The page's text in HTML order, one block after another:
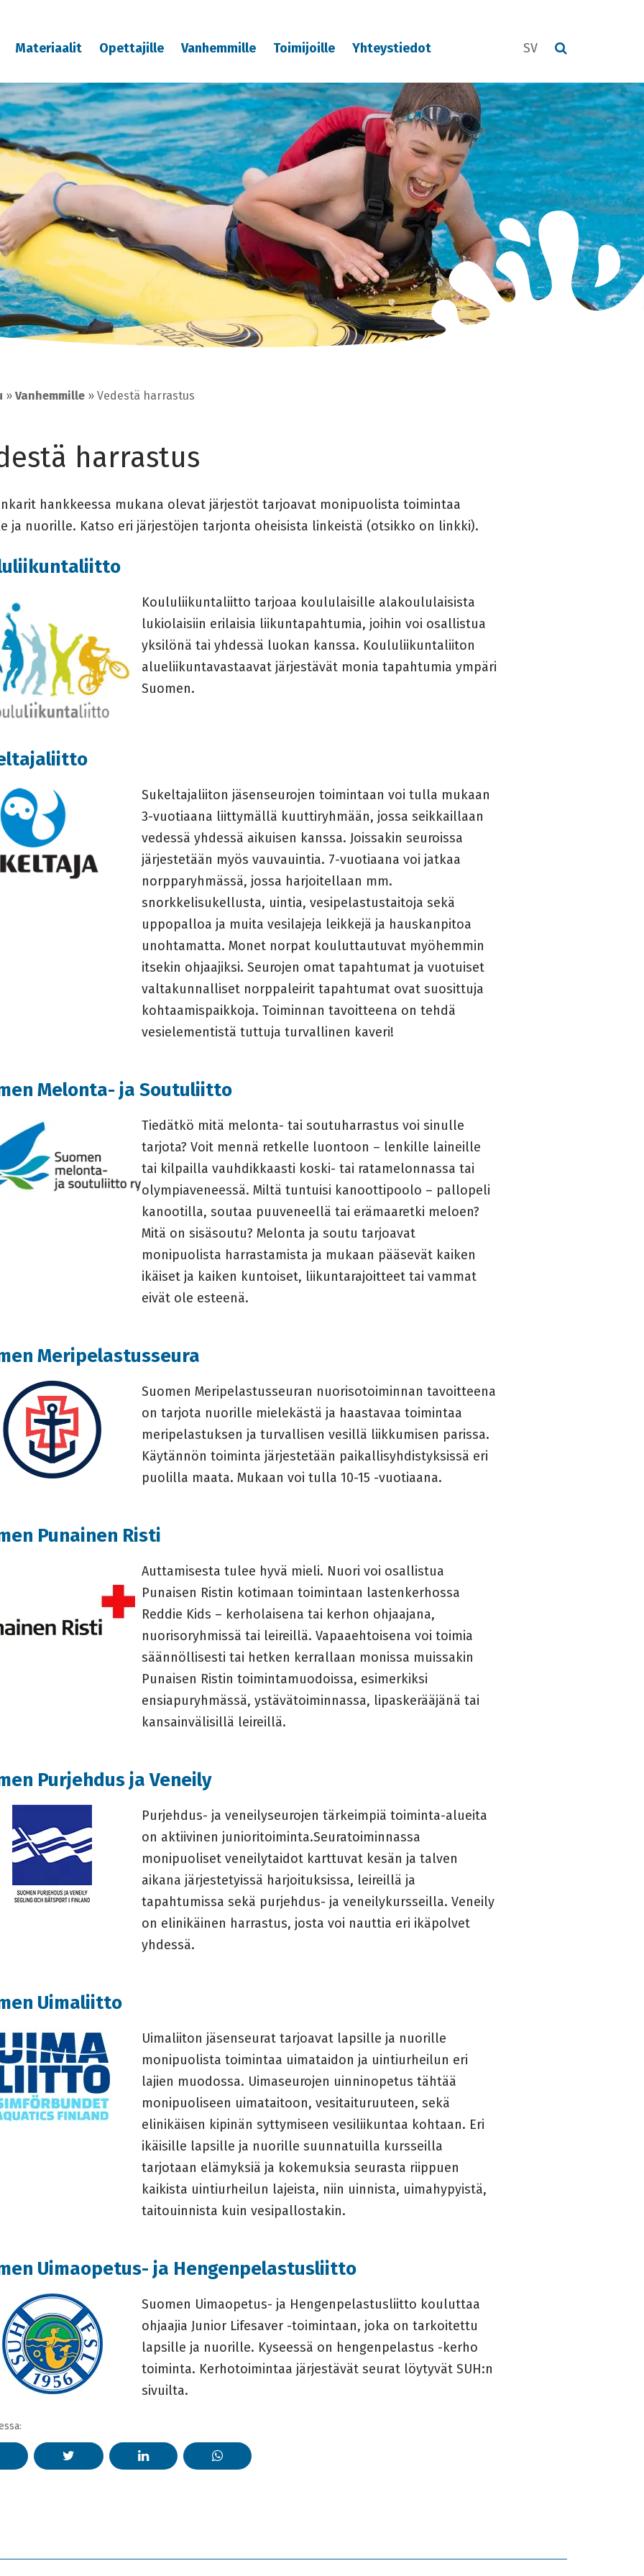
Materiaalit Opettajille Vanhemmille Toimijoille Yhteystiedot SV
» Vanhemmille » Vedestä harrastus
harrastus
hankkeessa mukana olevat järjestöt tarjoavat monipuolista toimintaa
ja nuorille. Katso eri järjestöjen tarjonta oheisista linkeistä (otsikko on linkki).
Koululiikuntaliitto tarjoaa koululaisille alakoululaisista
lukiolaisiin erilaisia liikuntapahtumia, joihin voi osallistua
yksilönä tai yhdessä luokan kanssa. Koululiikuntaliiton
alueliikuntavastaavat järjestävät monia tapahtumia ympäri
Suomen.
Sukeltajaliiton jäsenseurojen toimintaan voi tulla mukaan
3-vuotiaana liittymällä kuuttiryhmään, jossa seikkaillaan
vedessä yhdessä aikuisen kanssa. Joissakin seuroissa
järjestetään myös vauvauintia. 7-vuotiaana voi jatkaa
norpparyhmässä, jossa harjoitellaan mm.
snorkkelisukellusta, uintia, vesipelastustaitoja sekä
uppopalloa ja muita vesilajeja leikkejä ja hauskanpitoa
unohtamatta. Monet norpat kouluttautuvat myöhemmin
itsekin ohjaajiksi. Seurojen omat tapahtumat ja vuotuiset
valtakunnalliset norppaleirit tapahtumat ovat suosittuja
kohtaamispaikkoja. Toiminnan tavoitteena on tehdä
vesielementistä tuttuja turvallinen kaveri!
Melonta- ja Soutuliitto
Tiedätkö mitä melonta- tai soutuharrastus voi sinulle
tarjota? Voit mennä retkelle luontoon – lenkille laineille
tai kilpailla vauhdikkaasti koski- tai ratamelonnassa tai
olympiaveneessä. Miltä tuntuisi kanoottipoolo – pallopeli
kanootilla, soutaa puuveneellä tai erämaaretki meloen?
Mitä on sisäsoutu? Melonta ja soutu tarjoavat
monipuolista harrastamista ja mukaan pääsevät kaiken
ikäiset ja kaiken kuntoiset, liikuntarajoitteet tai vammat
eivät ole esteenä.
Meripelastusseura
Suomen Meripelastusseuran nuorisotoiminnan tavoitteena
on tarjota nuorille mielekästä ja haastavaa toimintaa
meripelastuksen ja turvallisen vesillä liikkumisen parissa.
Käytännön toiminta järjestetään paikallisyhdistyksissä eri
puolilla maata. Mukaan voi tulla 10-15 -vuotiaana.
Punainen Risti
Auttamisesta tulee hyvä mieli. Nuori voi osallistua
Punaisen Ristin kotimaan toimintaan lastenkerhossa
Reddie Kids – kerholaisena tai kerhon ohjaajana,
nuorisoryhmissä tai leireillä. Vapaaehtoisena voi toimia
säännöllisesti tai hetken kerrallaan monissa muissakin
Punaisen Ristin toimintamuodoissa, esimerkiksi
ensiapuryhmässä, ystävätoiminnassa, lipaskerääjänä tai
kansainvälisillä leireillä.
Purjehdus ja Veneily
Purjehdus- ja veneilyseurojen tärkeimpiä toiminta-alueita
on aktiivinen junioritoiminta.Seuratoiminnassa
monipuoliset veneilytaidot karttuvat kesän ja talven
aikana järjestetyissä harjoituksissa, leireillä ja
tapahtumissa sekä purjehdus- ja veneilykursseilla. Veneily
on elinikäinen harrastus, josta voi nauttia eri ikäpolvet
yhdessä.
Uimaliitto
Uimaliiton jäsenseurat tarjoavat lapsille ja nuorille
monipuolista toimintaa uimataidon ja uintiurheilun eri
lajien muodossa. Uimaseurojen uinninopetus tähtää
monipuoliseen uimataitoon, vesitaituruuteen, sekä
elinikäisen kipinän syttymiseen vesiliikuntaa kohtaan. Eri
ikäisille lapsille ja nuorille suunnatuilla kursseilla
tarjotaan elämyksiä ja kokemuksia seurasta riippuen
kaikista uintiurheilun lajeista, niin uinnista, uimahypyistä,
taitouinnista kuin vesipallostakin.
Uimaopetus- ja Hengenpelastusliitto
Suomen Uimaopetus- ja Hengenpelastusliitto kouluttaa
ohjaajia Junior Lifesaver -toimintaan, joka on tarkoitettu
lapsille ja nuorille. Kyseessä on hengenpelastus -kerho
toiminta. Kerhotoimintaa järjestävät seurat löytyvät SUH:n
sivuilta.